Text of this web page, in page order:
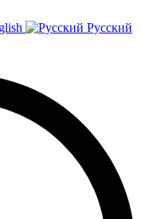
Русский